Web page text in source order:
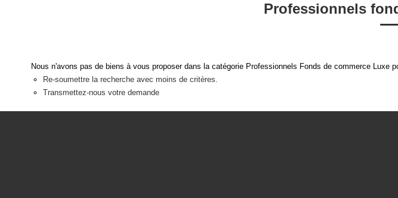
Professionnels
Nous n'avons pas de biens à vous proposer dans la catégorie Professionnels Fonds de commerce Luxe
Re-soumettre la recherche avec moins de critères.
Transmettez-nous votre demande